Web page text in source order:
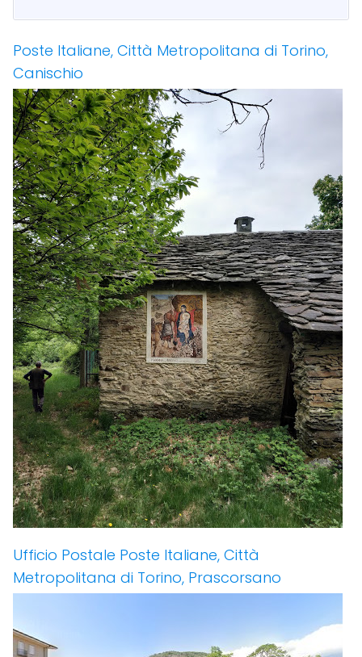
Poste Italiane, Città Metropolitana di Torino,
Canischio
Ufficio Postale Poste Italiane, Città
Metropolitana di Torino, Prascorsano